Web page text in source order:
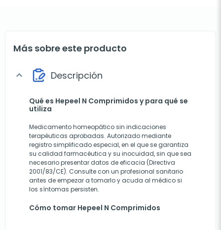
Más sobre este producto
expand_more Descripción
Qué es Hepeel N Comprimidos y para qué se
utiliza
Medicamento homeopático sin indicaciones
terapéuticas aprobadas. Autorizado mediante
registro simplificado especial, en el que se garantiza
su calidad farmacéutica y su inocuidad, sin que sea
necesario presentar datos de eficacia (Directiva
2001/83/CE). Consulte con un profesional sanitario
antes de empezar a tomarlo y acuda al médico si
los síntomas persisten.
Cómo tomar Hepeel N Comprimidos